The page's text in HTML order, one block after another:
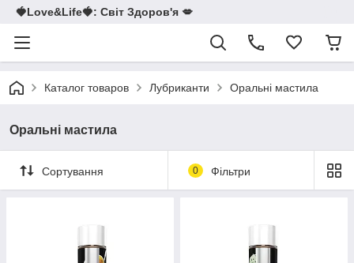
🍓Love&Life🍓: Світ Здоров'я 💋
Каталог товаров Лубриканти Оральні мастила
Оральні мастила
Сортування 0 Фільтри